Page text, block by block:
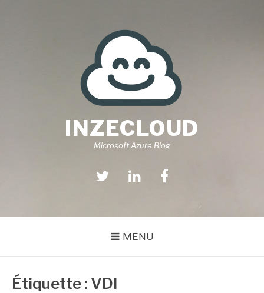
INZECLOUD
Microsoft Azure Blog
Twitter LinkedinFacebook
MENU
Étiquette : VDI